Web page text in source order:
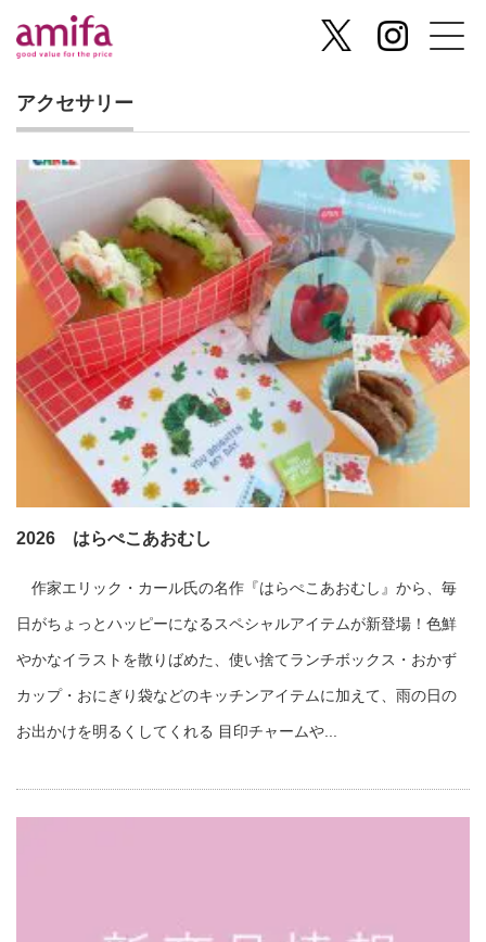
アクセサリー
2026 はらぺこあおむし
作家エリック・カール氏の名作『はらぺこあおむし』から、毎
日がちょっとハッピーになるスペシャルアイテムが新登場！色鮮
やかなイラストを散りばめた、使い捨てランチボックス・おかず
カップ・おにぎり袋などのキッチンアイテムに加えて、雨の日の
お出かけを明るくしてくれる 目印チャームや...